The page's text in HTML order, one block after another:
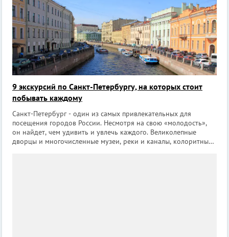
9 экскурсий по Санкт-Петербургу, на которых стоит
побывать каждому
Санкт-Петербург - один из самых привлекательных для
посещения городов России. Несмотря на свою «молодость»,
он найдет, чем удивить и увлечь каждого. Великолепные
дворцы и многочисленные музеи, реки и каналы, колоритные